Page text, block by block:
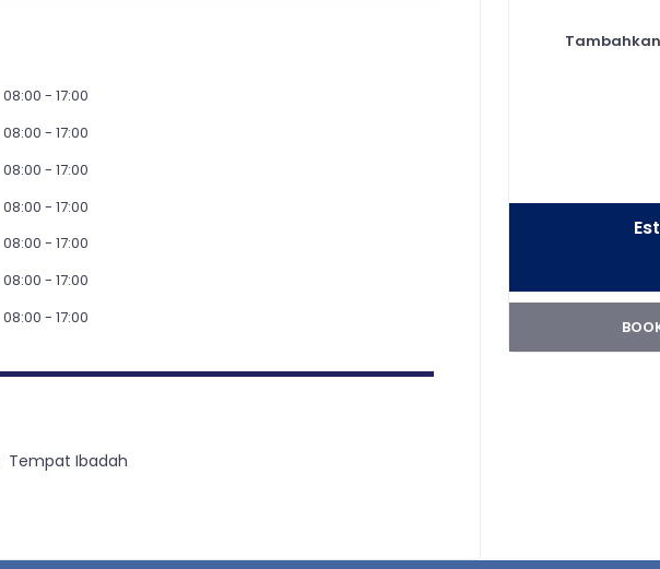
08:00 - 17:00
08:00 - 17:00
08:00 - 17:00
08:00 - 17:00
08:00 - 17:00
08:00 - 17:00
08:00 - 17:00
Tempat Ibadah